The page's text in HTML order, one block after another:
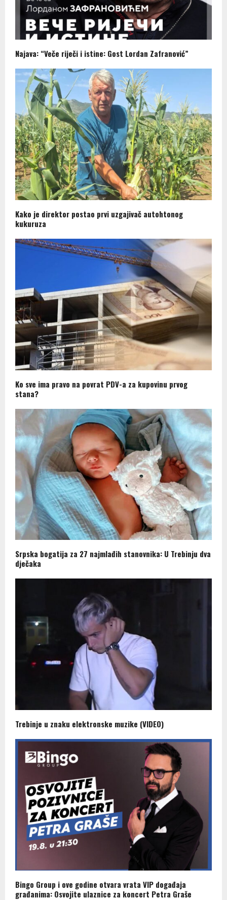
Najava: “Veče riječi i istine: Gost Lordan Zafranović”
Kako je direktor postao prvi uzgajivač autohtonog
kukuruza
Ko sve ima pravo na povrat PDV-a za kupovinu prvog
stana?
Srpska bogatija za 27 najmlađih stanovnika: U Trebinju dva
dječaka
Trebinje u znaku elektronske muzike (VIDEO)
Bingo Group i ove godine otvara vrata VIP događaja
građanima: Osvojite ulaznice za koncert Petra Graše